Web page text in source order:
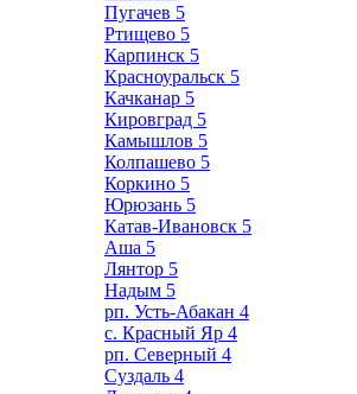
Пугачев 5
Ртищево 5
Карпинск 5
Красноуральск 5
Качканар 5
Кировград 5
Камышлов 5
Колпашево 5
Коркино 5
Юрюзань 5
Катав-Ивановск 5
Аша 5
Лянтор 5
Надым 5
рп. Усть-Абакан 4
с. Красный Яр 4
рп. Северный 4
Суздаль 4